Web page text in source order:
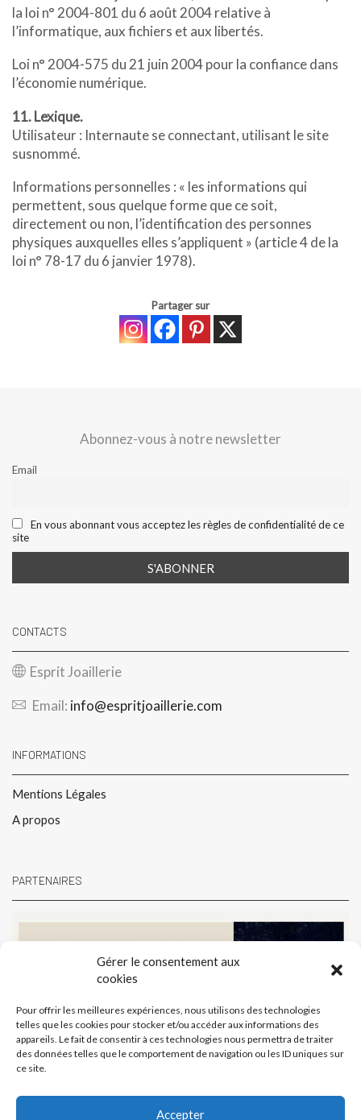
Gérer le consentement aux
cookies
Pour offrir les meilleures expériences, nous utilisons des technologies
telles que les cookies pour stocker et/ou accéder aux informations des
appareils. Le fait de consentir à ces technologies nous permettra de traiter
des données telles que le comportement de navigation ou les ID uniques sur
ce site.
Accepter
la loi n° 2004-801 du 6 août 2004 relative à
l’informatique, aux fichiers et aux libertés.
Loi n° 2004-575 du 21 juin 2004 pour la confiance dans
l’économie numérique.
11. Lexique.
Utilisateur : Internaute se connectant, utilisant le site
susnommé.
Informations personnelles : « les informations qui
permettent, sous quelque forme que ce soit,
directement ou non, l’identification des personnes
physiques auxquelles elles s’appliquent » (article 4 de la
loi n° 78-17 du 6 janvier 1978).
Partager sur
Abonnez-vous à notre newsletter
Email
En vous abonnant vous acceptez les règles de confidentialité de ce
site
CONTACTS
Esprit Joaillerie
Email: info@espritjoaillerie.com
INFORMATIONS
Mentions Légales
A propos
PARTENAIRES